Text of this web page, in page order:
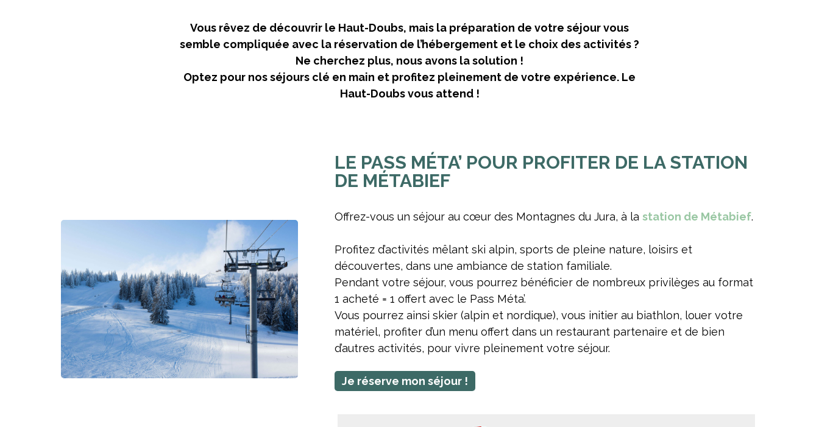
Vous rêvez de découvrir le Haut-Doubs, mais la préparation de votre séjour vous
semble compliquée avec la réservation de l’hébergement et le choix des activités ?
Ne cherchez plus, nous avons la solution !
Optez pour nos séjours clé en main et profitez pleinement de votre expérience. Le
Haut-Doubs vous attend !
LE PASS MÉTA’ POUR PROFITER DE LA STATION
DE MÉTABIEF
Offrez-vous un séjour au cœur des Montagnes du Jura, à la station de Métabief.
Profitez d’activités mêlant ski alpin, sports de pleine nature, loisirs et
découvertes, dans une ambiance de station familiale.
Pendant votre séjour, vous pourrez bénéficier de nombreux privilèges au format
1 acheté = 1 offert avec le Pass Méta’.
Vous pourrez ainsi skier (alpin et nordique), vous initier au biathlon, louer votre
matériel, profiter d’un menu offert dans un restaurant partenaire et de bien
d’autres activités, pour vivre pleinement votre séjour.
Je réserve mon séjour !